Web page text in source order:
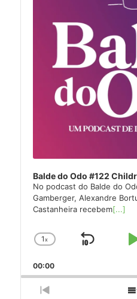
Balde do Odo #122
No podcast do Balde do
Gamberger, Alexandre
Castanheira recebem[...]
Change
Rate
1x
Skip
00:00
Previous